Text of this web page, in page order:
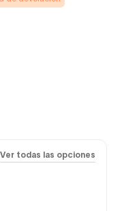
Ver todas las opciones